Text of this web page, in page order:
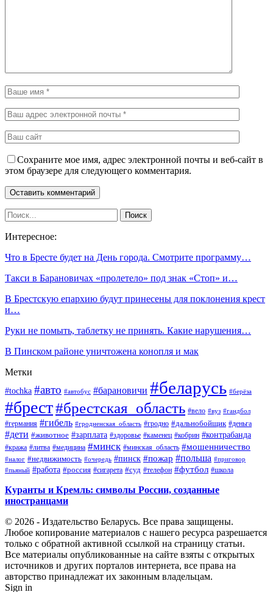
Сохраните мое имя, адрес электронной почты и веб-сайт в
этом браузере для следующего комментария.
Интересное:
Что в Бресте будет на День города. Смотрите программу…
Такси в Барановичах «пролетело» под знак «Стоп» и…
В Брестскую епархию будут принесены для поклонения крест
и…
Руки не помыть, таблетку не принять. Какие нарушения…
В Пинском районе уничтожена конопля и мак
Метки
#tochka #авто #автобус #барановичи #беларусь #берёза
#брест#брестская_область #вело #вуз #гандбол
#германия #гибель #гродненская_область #гродно #дальнобойщик #деньга
#дети #животное #зарплата #здоровье #каменец #кобрин #контрабанда
#кража #литва #медицина #минск #минская_область #мошенничество
#налог #недвижимость #очередь #пинск #пожар #польша #приговор
#пьяный #работа #россия #сигарета #суд #телефон #футбол #школа
Куранты и Кремль: символы России, созданные
иностранцами
© 2026 - Издательство Беларусь. Все права защищены.
Любое копирование материалов с нашего ресурса разрешается
только с обратной активной ссылкой на страницу статьи.
Все материалы опубликованные на сайте взяты с открытых
источников и других порталов интернета, все права на
авторство принадлежат их законным владельцам.
Sign in